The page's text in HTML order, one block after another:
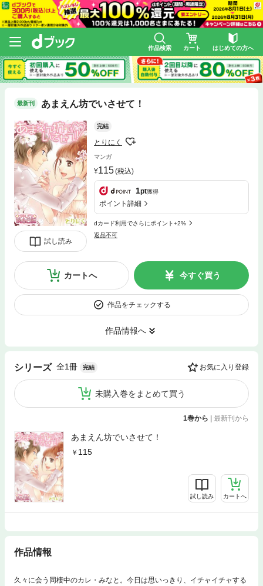
作品検索 カート はじめての方へ
最新刊 あまえん坊でいさせて！
試し読み
完結
とりにく
マンガ
115(税込)
1pt獲得
ポイント詳細
dカード利用でさらにポイント+2%
返品不可
カートへ 今すぐ買う
作品をチェックする
作品情報へ
シリーズ 全1冊 完結 お気に入り登録
未購入巻をまとめて買う
1巻から | 最新刊から
あまえん坊でいさせて！
115
試し読み カートへ
作品情報
久々に会う同棲中のカレ・みなと。今日は思いっきり、イチャイチャする